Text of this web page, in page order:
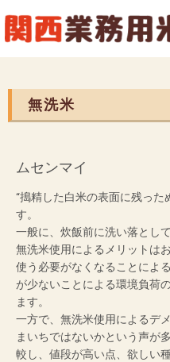
容
を
ス
無洗米
ムセンマイ
“搗精した白米の表面に残っ
す。
一般に、炊飯前に洗い落とし
無洗米使用によるメリットは
使う必要がなくなることによ
が少ないことによる環境負荷
ます。
一方で、無洗米使用によるデ
まいちではないかという声が
較し、値段が高い点、欲しい